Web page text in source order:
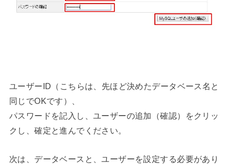
ユーザーID（こちらは、先ほど決めたデータベース名と
同じでOKです）、
パスワードを記入し、ユーザーの追加（確認）をクリッ
クし、確定と進んでください。
次は、データベースと、ユーザーを設定する必要があり